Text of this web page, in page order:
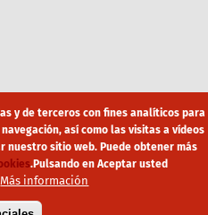
eduroam Mapa Web
de cookies Aviso legal
y de terceros con fines analíticos para
así como las visitas a vídeos
nuestro sitio web. Puede obtener más
.Pulsando en Aceptar usted
Más información